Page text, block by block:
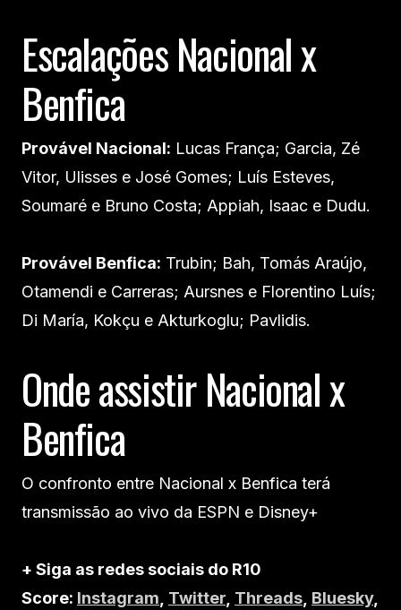
Escalações Nacional x
Benfica
Provável Nacional: Lucas França; Garcia, Zé
Vitor, Ulisses e José Gomes; Luís Esteves,
Soumaré e Bruno Costa; Appiah, Isaac e Dudu.
Provável Benfica: Trubin; Bah, Tomás Araújo,
Otamendi e Carreras; Aursnes e Florentino Luís;
Di María, Kokçu e Akturkoglu; Pavlidis.
Onde assistir Nacional x
Benfica
O confronto entre Nacional x Benfica terá
transmissão ao vivo da ESPN e Disney+
+ Siga as redes sociais do R10
Score: Instagram Twitter Threads Bluesky,